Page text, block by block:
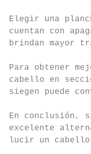
Elegir una
cuentan con
brindan mayor
Para obtener
cabello en
siegen puede
En conclusión,
excelente
lucir un